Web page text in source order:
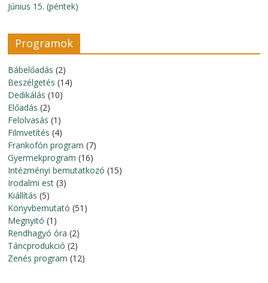
Június 15. (péntek)
Programok
Bábelőadás (2)
Beszélgetés (14)
Dedikálás (10)
Előadás (2)
Felolvasás (1)
Filmvetítés (4)
Frankofón program (7)
Gyermekprogram (16)
Intézményi bemutatkozó (15)
Irodalmi est (3)
Kiállítás (5)
Könyvbemutató (51)
Megnyitó (1)
Rendhagyó óra (2)
Táncprodukció (2)
Zenés program (12)